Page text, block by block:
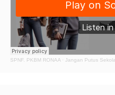
SPNF. PKBM RONAA · Jangan Putus